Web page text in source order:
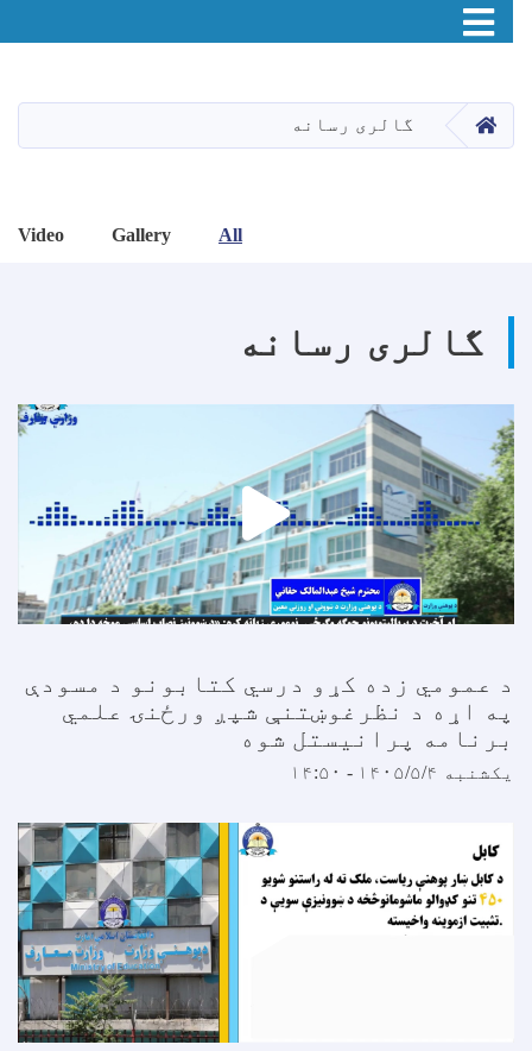
Toggle navigation
HOME گالری رسانه
All
Gallery
Video
گالری رسانه
د عمومي زده کړو درسي کتابونو د مسودې
په اړه د نظرغوښتنې شپږ ورځنۍ علمي
برنامه پرانیستل شوه
یکشنبه ۱۴۰۵/۵/۴ - ۱۴:۵۰